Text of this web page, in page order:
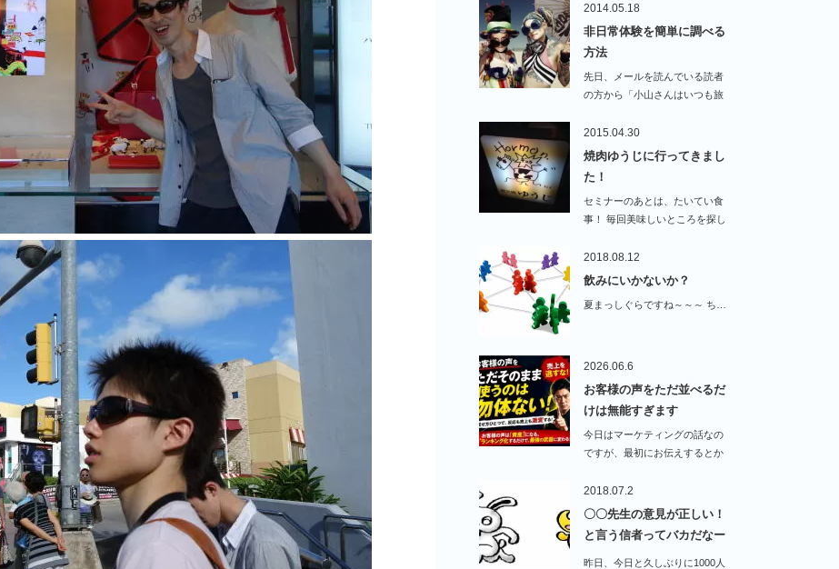
2014.05.18
非日常体験を簡単に調べる
方法
先日、メールを読んでいる読者
の方から「小山さんはいつも旅
2015.04.30
焼肉ゆうじに行ってきまし
た！
セミナーのあとは、たいてい食
事！ 毎回美味しいところを探し
2018.08.12
飲みにいかないか？
夏まっしぐらですね～～～ ち…
2026.06.6
お客様の声をただ並べるだ
けは無能すぎます
今日はマーケティングの話なの
ですが、最初にお伝えするとか
2018.07.2
〇〇先生の意見が正しい！
と言う信者ってバカだなー
と…
昨日、今日と久しぶりに1000人